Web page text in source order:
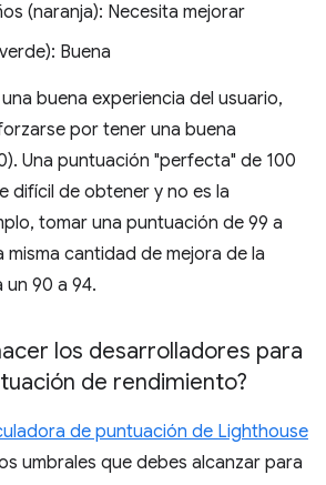
(naranja): Necesita mejorar
Buena
buena experiencia del usuario,
por tener una buena
Una puntuación "perfecta" de 100
difícil de obtener y no es la
tomar una puntuación de 99 a
misma cantidad de mejora de la
un 90 a 94.
los desarrolladores para
de rendimiento?
de puntuación de Lighthouse
umbrales que debes alcanzar para